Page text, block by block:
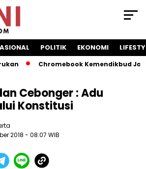
POLITIK EKONOMI
Chromebook Kemendikbud Jadi
Cebonger : Adu
Konstitusi
2018 - 08:07 WIB